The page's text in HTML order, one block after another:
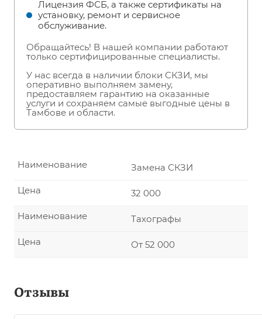
Лицензия ФСБ, а также сертификаты на
установку, ремонт и сервисное
обслуживание.
Обращайтесь! В нашей компании работают
только сертифицированные специалисты.
У нас всегда в наличии блоки СКЗИ, мы
оперативно выполняем замену,
предоставляем гарантию на оказанные
услуги и сохраняем самые выгодные цены в
Тамбове и области.
Замена СКЗИ
Наименование
32 000
Цена
Тахографы
Наименование
От 52 000
Цена
Отзывы